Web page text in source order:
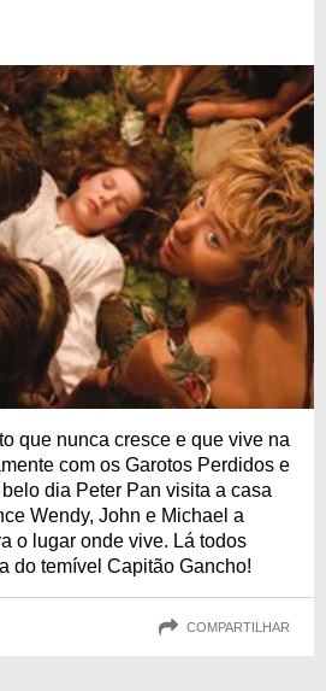
que nunca cresce e que vive na
com os Garotos Perdidos e
dia Peter Pan visita a casa
Wendy, John e Michael a
o lugar onde vive. Lá todos
do temível Capitão Gancho!
COMPARTILHAR